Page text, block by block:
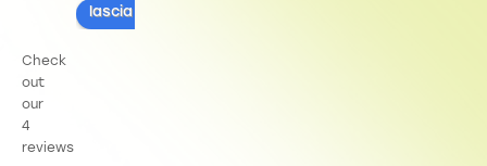
lascia una recensione su
Check
out
our
4
reviews